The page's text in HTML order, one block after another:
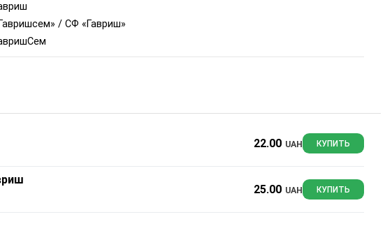
/ СФ «Гавриш»
22.00 UAH КУПИТЬ
25.00 UAH КУПИТЬ